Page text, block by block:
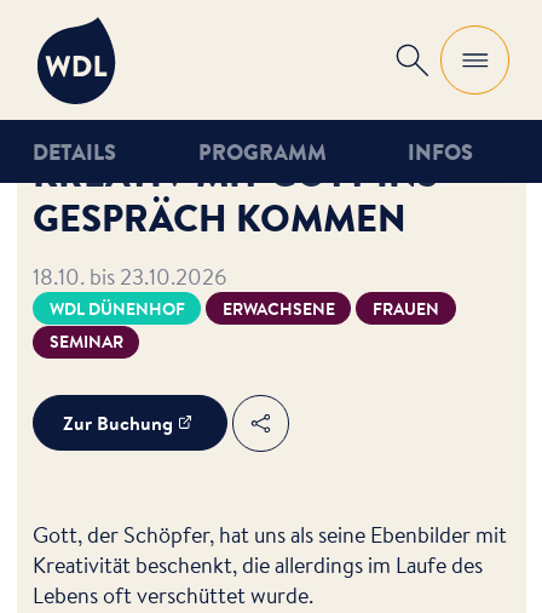
WDL
Suche
DETAILS PROGRAMM INFOS
KREATIV MIT GOTT INS
GESPRÄCH KOMMEN
18.10. bis 23.10.2026
WDL DÜNENHOF ERWACHSENE
FRAUEN
SEMINAR
Zur Buchung Teilen
Gott, der Schöpfer, hat uns als seine Ebenbilder mit
Kreativität beschenkt, die allerdings im Laufe des
Lebens oft verschüttet wurde.